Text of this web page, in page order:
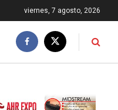
viernes, 7 agosto, 2026